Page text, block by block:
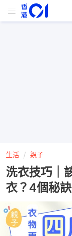
生活 親子
洗衣技巧｜
衣？4個秘